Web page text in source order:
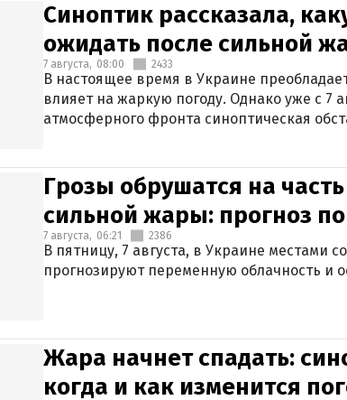
Синоптик рассказала,
ожидать после сильной
7 августа, 08:00 2433
В настоящее время в Украине
влияет на жаркую погоду. Однако уже с 7
атмосферного фронта синоптическая
Грозы обрушатся на
сильной жары: прогноз
7 августа, 06:21 2386
В пятницу, 7 августа, в Украине местами
прогнозируют переменную облачность и
Жара начнет спадать:
когда и как изменится